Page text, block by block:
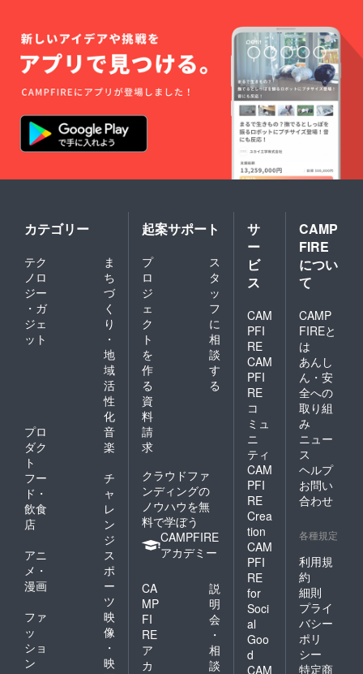
カテゴリー
テク
ノロ
ジー
・ガ
ジェ
ット
ま
ち
づ
く
り
・
地
域
活
性
化
プロ
ダク
ト
音
楽
フー
ド・
飲食
店
チ
ャ
レ
ン
ジ
アニ
メ・
漫画
ス
ポ
ー
ツ
ファ
ッ
ショ
ン
映
像
・
映
起案サポート
プ
ロ
ジ
ェ
ク
ト
を
作
る
ス
タ
ッ
フ
に
相
談
す
る
資
料
請
求
クラウドファ
ンディングの
ノウハウを無
料で学ぼう
CAMPFIRE
アカデミー
CA
MP
FI
RE
ア
カ
説
明
会
・
相
談
サ
ー
ビ
ス
CAM
PFI
RE
CAM
PFI
RE
コ
ミュ
ニ
ティ
CAM
PFI
RE
Crea
tion
CAM
PFI
RE
for
Soci
al
Goo
d
CAM
CAMP
FIRE
につい
て
CAMP
FIREと
は
あんし
ん・安
全への
取り組
み
ニュー
ス
ヘルプ
お問い
合わせ
各種規定
利用規
約
細則
プライ
バシー
ポリ
シー
特定商